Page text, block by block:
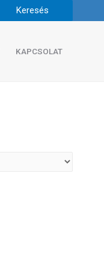
KAPCSOLAT